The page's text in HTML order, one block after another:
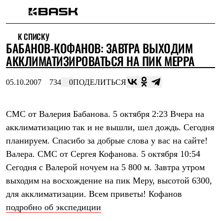
Интернет-магазин
Мужская одежда
Утепленная пухом
Куртки
Жилеты
Куртки
Штормовая одежда
Куртки
Брюки
Софтшелл одежда
Куртки
Брюки
Флисовая одежда
Куртки
Брюки
Жилеты
К СПИСКУ
БАБАНОВ-КОФАНОВ: ЗАВТРА ВЫХОДИМ
АККЛИМАТИЗИРОВАТЬСЯ НА ПИК МЕРРА
05.10.2007 734 0ПОДЕЛИТЬСЯ
СМС от Валерия Бабанова. 5 октября 2:23 Вчера на
акклиматизацию так и не вышли, шел дождь. Сегодня
планируем. Спасибо за добрые слова у вас на сайте!
Валера. СМС от Сергея Кофанова. 5 октября 10:54
Сегодня с Валерой ночуем на 5 800 м. Завтра утром
выходим на восхождение на пик Меру, высотой 6300,
для акклиматизации. Всем приветы! Кофанов
подробно об экспедиции